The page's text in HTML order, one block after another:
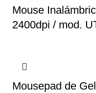
Mouse
2400dpi / mod.
Mousepad de